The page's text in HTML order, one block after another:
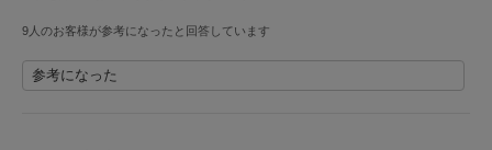
gelato pique Sleep
GRAMICCI
9人のお客様が参考になったと回答しています
参考になった